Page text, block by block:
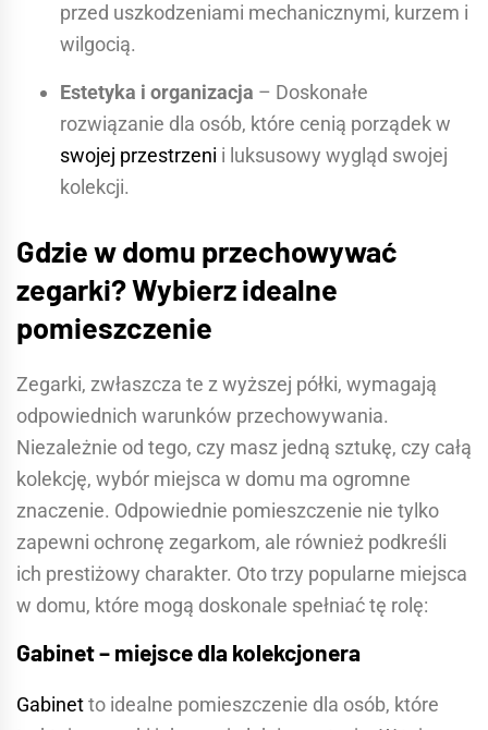
przed uszkodzeniami mechanicznymi, kurzem i
wilgocią.
Estetyka i organizacja – Doskonałe
rozwiązanie dla osób, które cenią porządek w
swojej przestrzeni i luksusowy wygląd swojej
kolekcji.
Gdzie w domu przechowywać
zegarki? Wybierz idealne
pomieszczenie
Zegarki, zwłaszcza te z wyższej półki, wymagają
odpowiednich warunków przechowywania.
Niezależnie od tego, czy masz jedną sztukę, czy całą
kolekcję, wybór miejsca w domu ma ogromne
znaczenie. Odpowiednie pomieszczenie nie tylko
zapewni ochronę zegarkom, ale również podkreśli
ich prestiżowy charakter. Oto trzy popularne miejsca
w domu, które mogą doskonale spełniać tę rolę:
Gabinet – miejsce dla kolekcjonera
Gabinetto idealne pomieszczenie dla osób, które